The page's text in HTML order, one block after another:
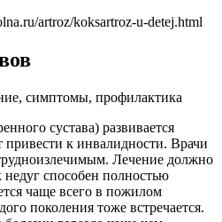
artroz/koksartroz-u-detej.html
сустава) развивается
к инвалидности. Врачи
Лечение должно
способен полностью
чаще всего в пожилом
поколения тоже встречается.